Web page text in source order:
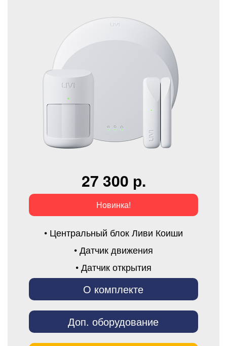
27 300 р.
Новинка!
• Центральный блок Ливи Коиши
• Датчик движения
• Датчик открытия
О комплекте
Доп. оборудование